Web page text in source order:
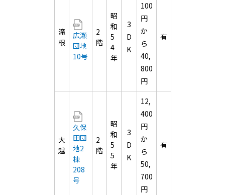
滝
根
広瀬
団地
10号
2
階
昭
和
5
4
年
3
D
K
100
円
か
ら
40,
800
円
有
大
越
久保
田団
地2
棟
208
号
2
階
昭
和
5
5
年
3
D
K
12,
400
円
か
ら
50,
700
円
有